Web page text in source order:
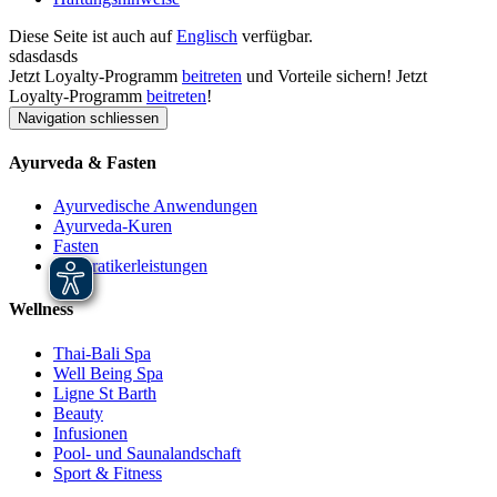
Diese Seite ist auch aufEnglisch verfügbar.
sdasdasds
Jetzt Loyalty-Programm beitreten und Vorteile sichern! Jetzt
Loyalty-Programm beitreten!
Navigation schliessen
Ayurveda & Fasten
Ayurvedische Anwendungen
Ayurveda-Kuren
Fasten
Heilpratikerleistungen
Wellness
Thai-Bali Spa
Well Being Spa
Ligne St Barth
Beauty
Infusionen
Pool- und Saunalandschaft
Sport & Fitness